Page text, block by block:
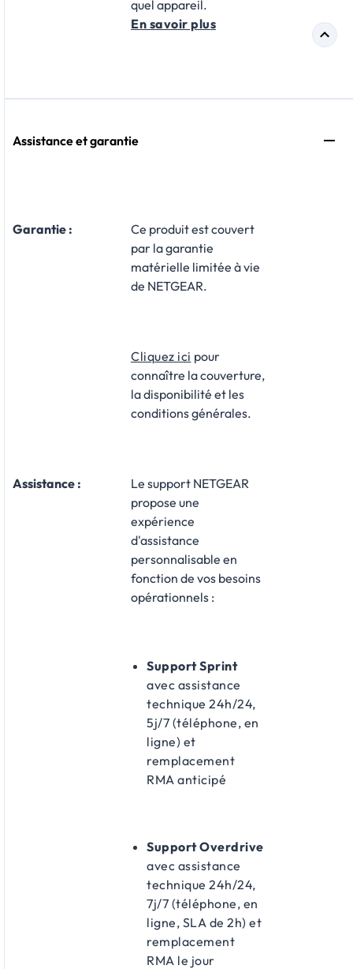
quel appareil.
En savoir plus
Assistance et garantie
Garantie :
​Ce produit est couvert
par la garantie
matérielle limitée à vie
de NETGEAR.
Cliquez ici pour
connaître la couverture,
la disponibilité et les
conditions générales.
Assistance :
Le support NETGEAR
propose une
expérience
d'assistance
personnalisable en
fonction de vos besoins
opérationnels :​
Support Sprint
avec assistance
technique 24h/24,
5j/7 (téléphone, en
ligne) et
remplacement
RMA anticipé
Support Overdrive
avec assistance
technique 24h/24,
7j/7 (téléphone, en
ligne, SLA de 2h) et
remplacement
RMA le jour